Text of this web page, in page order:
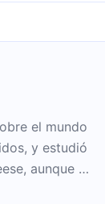
el mundo
y estudió
aunque su
a las drogas.